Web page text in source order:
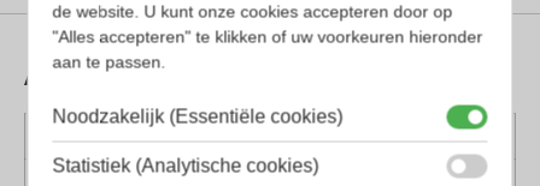
Aanvullende informatie
Kleur montuur
Goud
de website. U kunt onze cookies accepteren door op
"Alles accepteren" te klikken of uw voorkeuren hieronder
aan te passen.
Noodzakelijk (Essentiële cookies)
Statistiek (Analytische cookies)